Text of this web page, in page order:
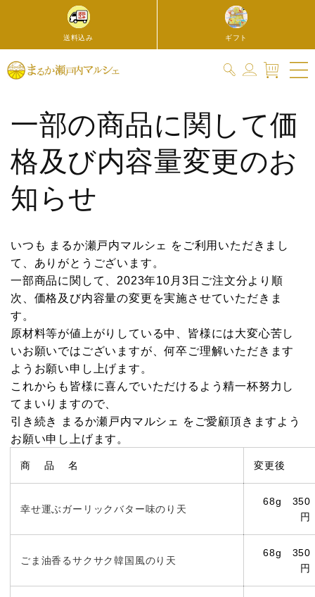
送料込み ギフト
一部の商品に関して価
格及び内容量変更のお
知らせ
いつも まるか瀬戸内マルシェ をご利用いただきまし
て、ありがとうございます。
一部商品に関して、2023年10月 3日ご注文分より順
次、価格及び内容量の変更を実施させていただきま
す。
原材料等が値上がりしている中、皆様には大変心苦し
いお願いではございますが、何卒ご理解いただきます
ようお願い申し上げます。
これからも皆様に喜んでいただけるよう精一杯努力し
てまいりますので、
引き続き まるか瀬戸内マルシェ をご愛顧頂きますよう
お願い申し上げます。
商 品 名 変更後
幸せ運ぶガーリックバター味のり天
68g 350
円
ごま油香るサクサク韓国風のり天
68g 350
円